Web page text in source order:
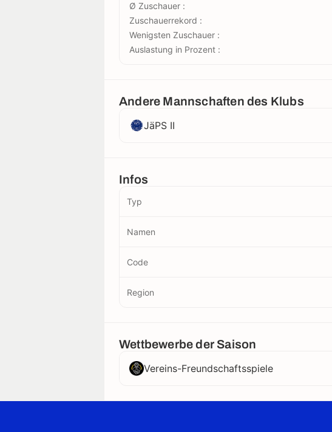
Ø Zuschauer :
Zuschauerrekord :
Wenigsten Zuschauer :
Auslastung in Prozent :
Andere Mannschaften des Klubs
JäPS II
Infos
Typ
Namen
Code
Region
Wettbewerbe der Saison
Vereins-Freundschaftsspiele